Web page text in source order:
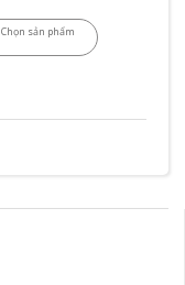
Chọn sản phẩm